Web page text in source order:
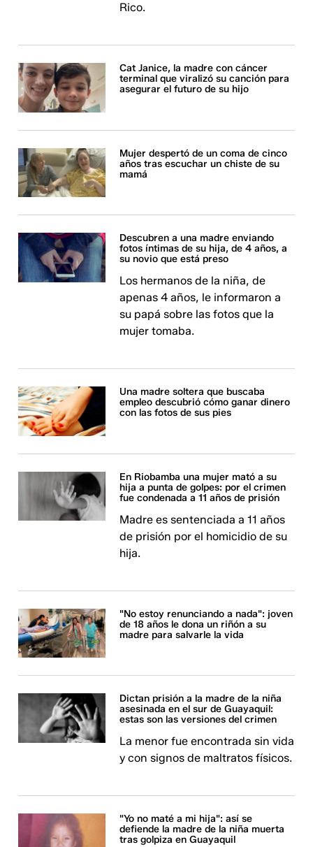
Rico.
Cat Janice, la madre con cáncer
terminal que viralizó su canción para
asegurar el futuro de su hijo
Mujer despertó de un coma de cinco
años tras escuchar un chiste de su
mamá
Descubren a una madre enviando
fotos íntimas de su hija, de 4 años, a
su novio que está preso
Los hermanos de la niña, de
apenas 4 años, le informaron a
su papá sobre las fotos que la
mujer tomaba.
Una madre soltera que buscaba
empleo descubrió cómo ganar dinero
con las fotos de sus pies
En Riobamba una mujer mató a su
hija a punta de golpes: por el crimen
fue condenada a 11 años de prisión
Madre es sentenciada a 11 años
de prisión por el homicidio de su
hija.
"No estoy renunciando a nada": joven
de 18 años le dona un riñón a su
madre para salvarle la vida
Dictan prisión a la madre de la niña
asesinada en el sur de Guayaquil:
estas son las versiones del crimen
La menor fue encontrada sin vida
y con signos de maltratos físicos.
"Yo no maté a mi hija": así se
defiende la madre de la niña muerta
tras golpiza en Guayaquil